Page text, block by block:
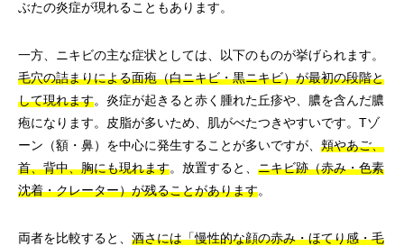
ぶたの炎症が現れることもあります。
一方、ニキビの主な症状としては、以下のものが挙げられます。
毛穴の詰まりによる面疱（白ニキビ・黒ニキビ）が最初の段階と
して現れます。炎症が起きると赤く腫れた丘疹や、膿を含んだ膿
疱になります。皮脂が多いため、肌がべたつきやすいです。Tゾ
ーン（額・鼻）を中心に発生することが多いですが、 頬やあご、
首、背中、胸にも現れます。放置すると、 ニキビ跡（赤み・色素
沈着・クレーター）が残ることがあります。
両者を比較すると、 酒さには「慢性的な顔の赤み・ほてり感・毛